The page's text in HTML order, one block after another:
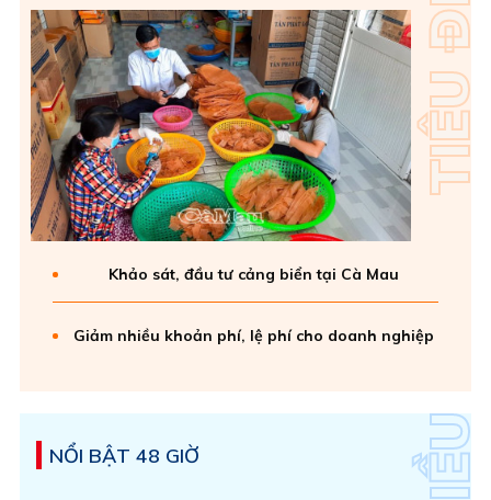
Khảo sát, đầu tư cảng biển tại Cà Mau
Giảm nhiều khoản phí, lệ phí cho doanh nghiệp
NỔI BẬT 48 GIỜ